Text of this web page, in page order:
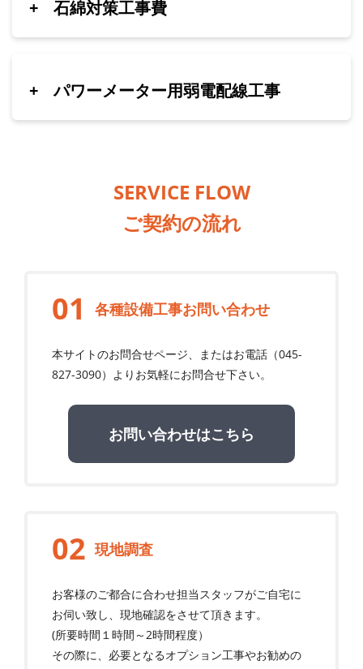
+ 石綿対策工事費
+ パワーメーター用弱電配線工事
SERVICE FLOW
ご契約の流れ
各種設備工事お問い合わせ
本サイトのお問合せページ、またはお電話（045-
827-3090）よりお気軽にお問合せ下さい。
お問い合わせはこちら
現地調査
お客様のご都合に合わせ担当スタッフがご自宅に
お伺い致し、現地確認をさせて頂きます。
(所要時間１時間～2時間程度）
その際に、必要となるオプション工事やお勧めの